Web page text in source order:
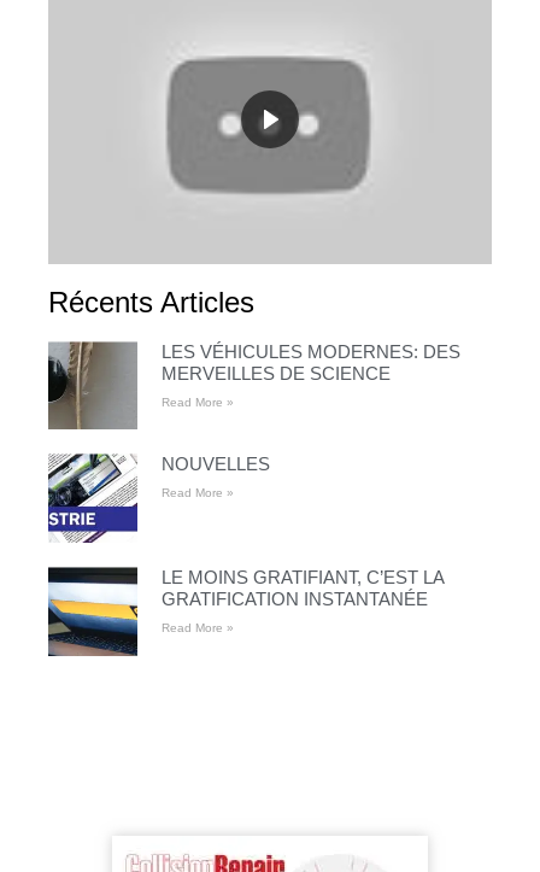
Récents Articles
LES VÉHICULES MODERNES: DES
MERVEILLES DE SCIENCE
Read More »
NOUVELLES
Read More »
LE MOINS GRATIFIANT, C’EST LA
GRATIFICATION INSTANTANÉE
Read More »